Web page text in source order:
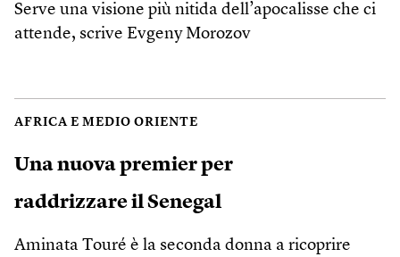
Serve una visione più nitida dell’apocalisse che ci
attende, scrive Evgeny Morozov
AFRICA E MEDIO ORIENTE
Una nuova premier per
raddrizzare il Senegal
Aminata Touré è la seconda donna a ricoprire